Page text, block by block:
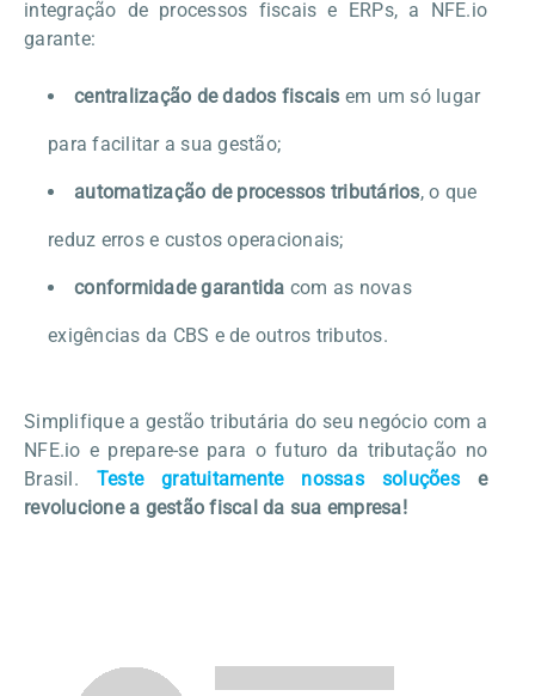
integração de processos fiscais e ERPs, a NFE.io
garante:
centralização de dados fiscais em um só lugar
para facilitar a sua gestão;
automatização de processos tributários, o que
reduz erros e custos operacionais;
conformidade garantida com as novas
exigências da CBS e de outros tributos.
Simplifique a gestão tributária do seu negócio com a
NFE.io e prepare-se para o futuro da tributação no
Brasil. Teste gratuitamente nossas soluçõese
revolucione a gestão fiscal da sua empresa!